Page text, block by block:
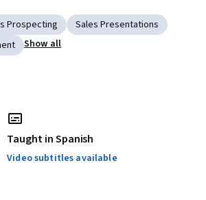
Prospecting
Sales Presentations
Show all
Taught in Spanish
Video subtitles available